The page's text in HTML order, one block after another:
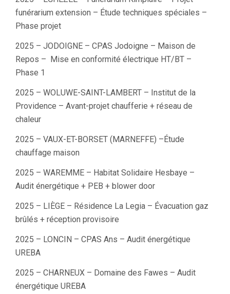
funérarium extension – Étude techniques spéciales –
Phase projet
2025 – JODOIGNE – CPAS Jodoigne – Maison de
Repos – Mise en conformité électrique HT/BT –
Phase 1
2025 – WOLUWE-SAINT-LAMBERT – Institut de la
Providence – Avant-projet chaufferie + réseau de
chaleur
2025 – VAUX-ET-BORSET (MARNEFFE) –Étude
chauffage maison
2025 – WAREMME – Habitat Solidaire Hesbaye –
Audit énergétique + PEB + blower door
2025 – LIÈGE – Résidence La Legia – Évacuation gaz
brûlés + réception provisoire
2025 – LONCIN – CPAS Ans – Audit énergétique
UREBA
2025 – CHARNEUX – Domaine des Fawes – Audit
énergétique UREBA